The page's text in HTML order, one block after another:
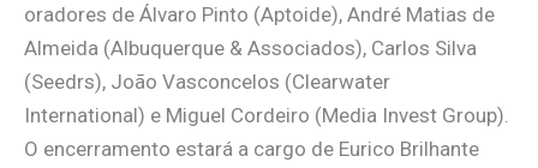
oradores de Álvaro Pinto (Aptoide), André Matias de
Almeida (Albuquerque & Associados), Carlos Silva
(Seedrs), João Vasconcelos (Clearwater
International) e Miguel Cordeiro (Media Invest Group).
O encerramento estará a cargo de Eurico Brilhante